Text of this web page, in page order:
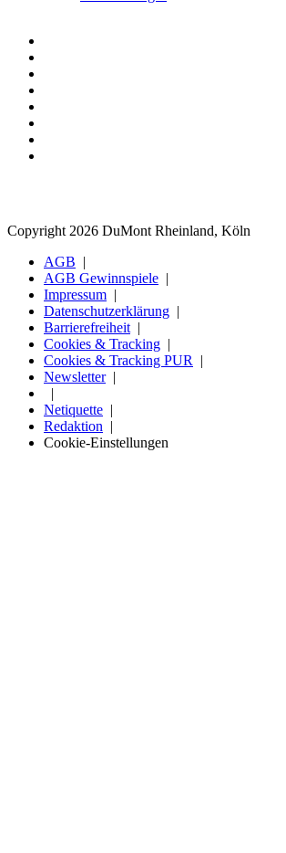
Copyright 2026 DuMont Rheinland, Köln
AGB
AGB Gewinnspiele
Impressum
Datenschutzerklärung
Barrierefreiheit
Cookies & Tracking
Cookies & Tracking PUR
Newsletter
Netiquette
Redaktion
Cookie-Einstellungen